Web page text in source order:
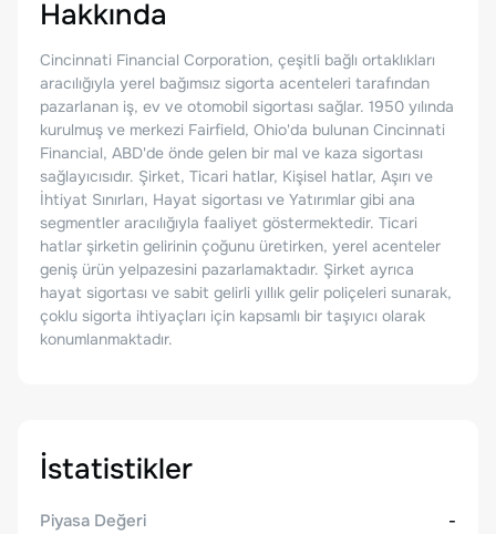
Hakkında
Cincinnati Financial Corporation, çeşitli bağlı ortaklıkları
aracılığıyla yerel bağımsız sigorta acenteleri tarafından
pazarlanan iş, ev ve otomobil sigortası sağlar. 1950 yılında
kurulmuş ve merkezi Fairfield, Ohio'da bulunan Cincinnati
Financial, ABD'de önde gelen bir mal ve kaza sigortası
sağlayıcısıdır. Şirket, Ticari hatlar, Kişisel hatlar, Aşırı ve
İhtiyat Sınırları, Hayat sigortası ve Yatırımlar gibi ana
segmentler aracılığıyla faaliyet göstermektedir. Ticari
hatlar şirketin gelirinin çoğunu üretirken, yerel acenteler
geniş ürün yelpazesini pazarlamaktadır. Şirket ayrıca
hayat sigortası ve sabit gelirli yıllık gelir poliçeleri sunarak,
çoklu sigorta ihtiyaçları için kapsamlı bir taşıyıcı olarak
konumlanmaktadır.
İstatistikler
Piyasa Değeri
-